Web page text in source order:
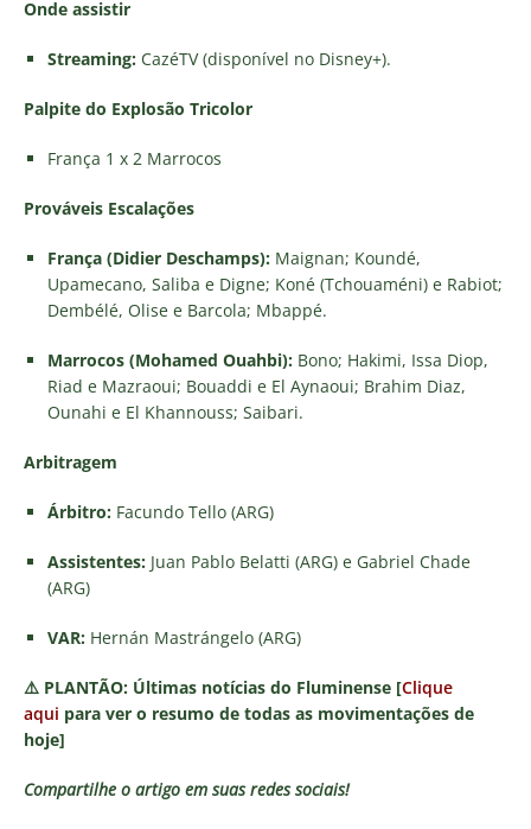
Onde assistir
Streaming: CazéTV (disponível no Disney+).
Palpite do Explosão Tricolor
França 1 x 2 Marrocos
Prováveis Escalações
França (Didier Deschamps): Maignan; Koundé,
Upamecano, Saliba e Digne; Koné (Tchouaméni) e Rabiot;
Dembélé, Olise e Barcola; Mbappé.
Marrocos (Mohamed Ouahbi): Bono; Hakimi, Issa Diop,
Riad e Mazraoui; Bouaddi e El Aynaoui; Brahim Diaz,
Ounahi e El Khannouss; Saibari.
Arbitragem
Árbitro: Facundo Tello (ARG)
Assistentes: Juan Pablo Belatti (ARG) e Gabriel Chade
(ARG)
VAR: Hernán Mastrángelo (ARG)
⚠️ PLANTÃO: Últimas notícias do Fluminense [Clique
aqui para ver o resumo de todas as movimentações de
hoje]
Compartilhe o artigo em suas redes sociais!